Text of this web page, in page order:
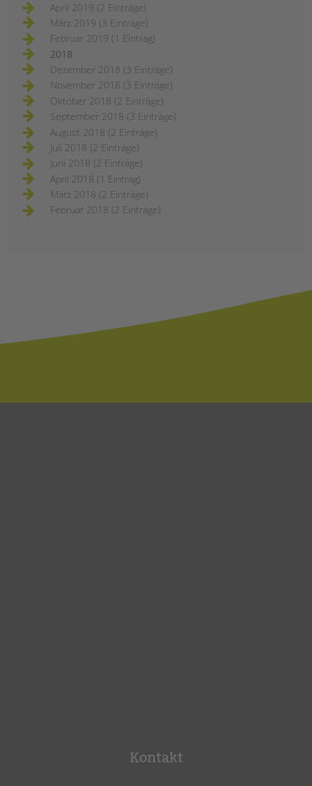
April 2019 (2 Einträge)
März 2019 (3 Einträge)
Februar 2019 (1 Eintrag)
2018
Dezember 2018 (3 Einträge)
November 2018 (3 Einträge)
Oktober 2018 (2 Einträge)
September 2018 (3 Einträge)
August 2018 (2 Einträge)
Juli 2018 (2 Einträge)
Juni 2018 (2 Einträge)
April 2018 (1 Eintrag)
März 2018 (2 Einträge)
Februar 2018 (2 Einträge)
Kontakt